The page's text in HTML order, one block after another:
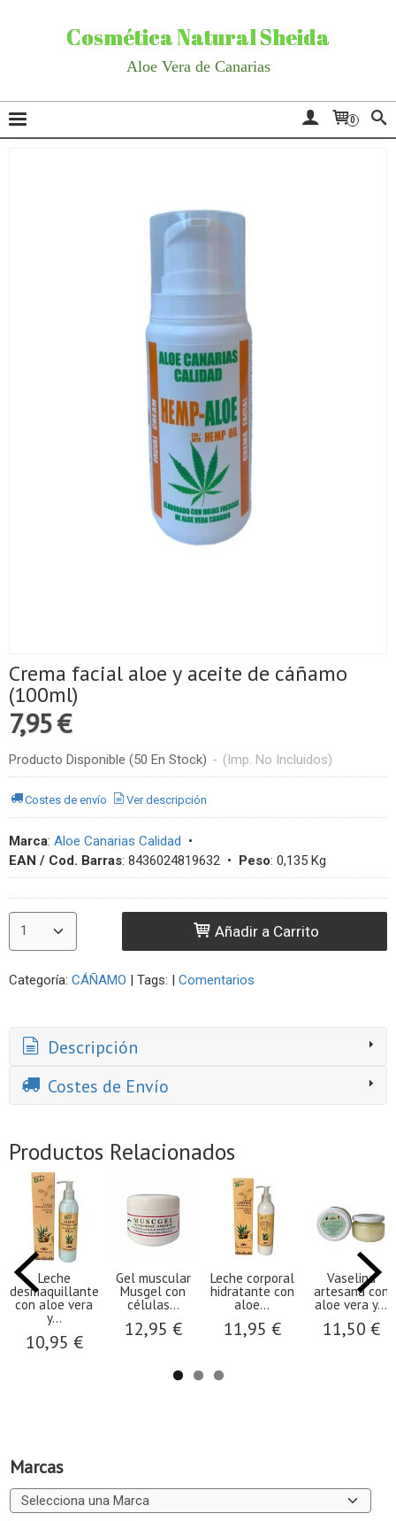
Cosmética Natural Sheida
Aloe Vera de Canarias
0
Marcas
Crema facial aloe y aceite de cáñamo
(100ml)
7,95 €
Producto Disponible (50 En Stock) - (Imp. No Incluidos)
Costes de envío Ver descripción
Marca: Aloe Canarias Calidad •
EAN / Cod. Barras: 8436024819632 • Peso: 0,135 Kg
Añadir a Carrito
Categoría: CÁÑAMO | Tags: | Comentarios
Descripción
Costes de Envío
Productos Relacionados
Leche
desmaquillante
con aloe vera
y...
10,95 €
Gel muscular
Musgel con
células...
12,95 €
Leche corporal
hidratante con
aloe...
11,95 €
Vaselina
artesana con
aloe vera y...
11,50 €